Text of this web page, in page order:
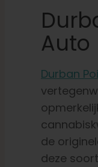
Auto
Durban
de
deze